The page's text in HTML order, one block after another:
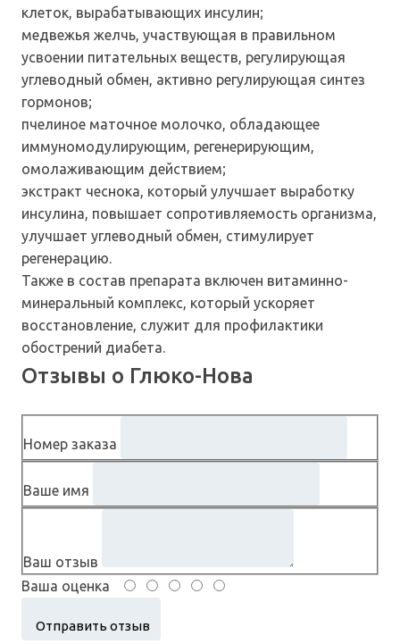
клеток, вырабатывающих инсулин;
медвежья желчь, участвующая в правильном
усвоении питательных веществ, регулирующая
углеводный обмен, активно регулирующая синтез
гормонов;
пчелиное маточное молочко, обладающее
иммуномодулирующим, регенерирующим,
омолаживающим действием;
экстракт чеснока, который улучшает выработку
инсулина, повышает сопротивляемость организма,
улучшает углеводный обмен, стимулирует
регенерацию.
Также в состав препарата включен витаминно-
минеральный комплекс, который ускоряет
восстановление, служит для профилактики
обострений диабета.
Отзывы о Глюко-Нова
Номер заказа
Ваше имя
Ваш отзыв
Ваша оценка